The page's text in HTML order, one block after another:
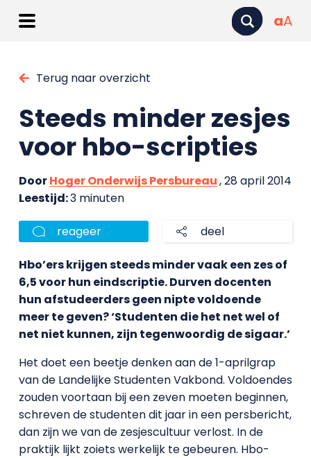
aA
Terug naar overzicht
Steeds minder zesjes
voor hbo-scripties
DoorHoger Onderwijs Persbureau, 28 april 2014
Leestijd:3 minuten
reageer deel
Hbo’ers krijgen steeds minder vaak een zes of
6,5 voor hun eindscriptie. Durven docenten
hun afstudeerders geen nipte voldoende
meer te geven? ‘Studenten die het net wel of
net niet kunnen, zijn tegenwoordig de sigaar.’
Het doet een beetje denken aan de 1-aprilgrap
van de Landelijke Studenten Vakbond. Voldoendes
zouden voortaan bij een zeven moeten beginnen,
schreven de studenten dit jaar in een persbericht,
dan zijn we van de zesjescultuur verlost. In de
praktijk lijkt zoiets werkelijk te gebeuren. Hbo-